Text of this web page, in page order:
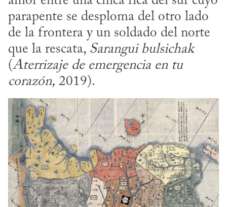
parapente se desploma del otro lado
de la frontera y un soldado del norte
que la rescata, Sarangui bulsichak
(Aterrizaje de emergencia en tu
corazón, 2019).